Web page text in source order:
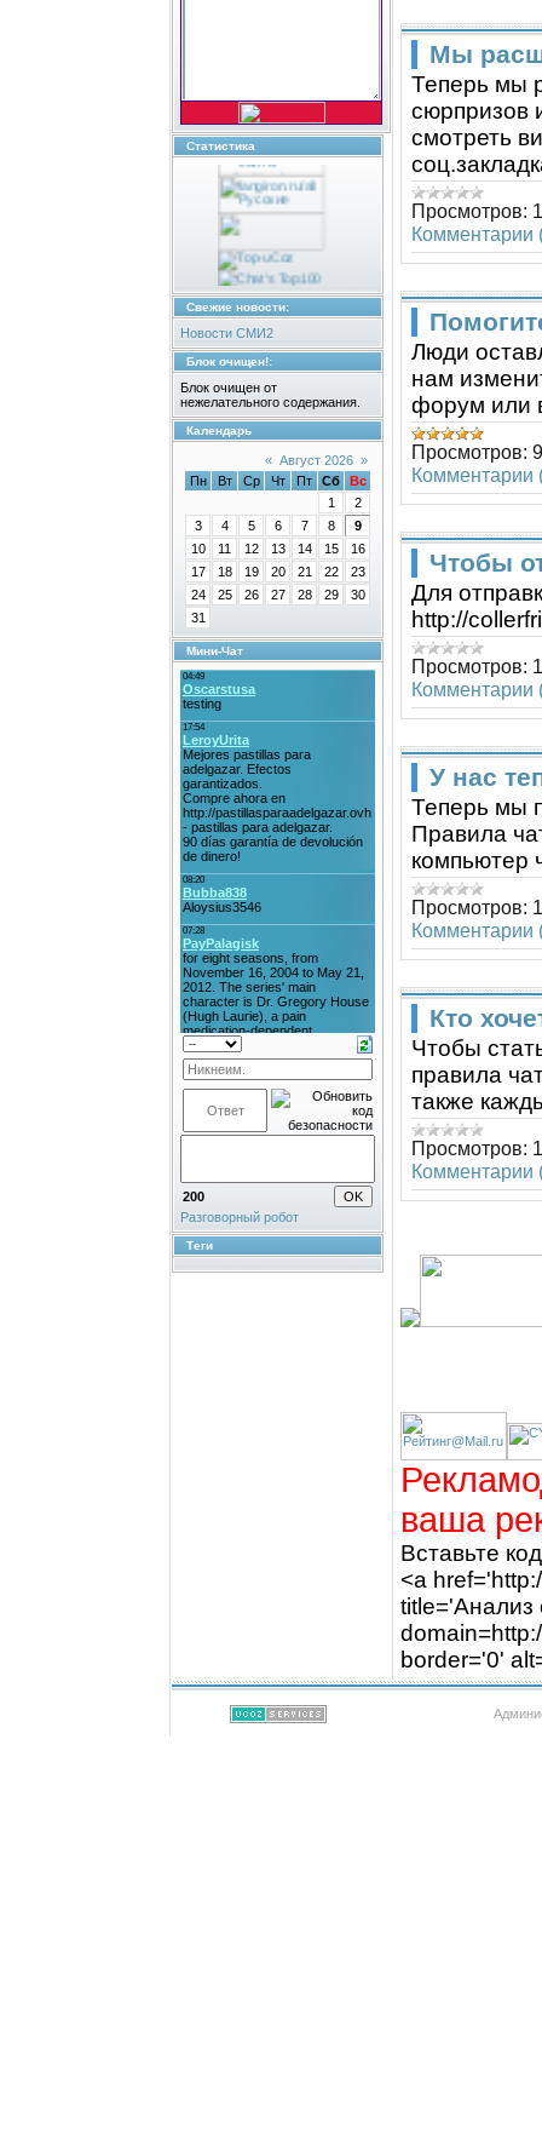
Статистика
каталог
сайтов
Свежие новости:
Новости СМИ2
Блок очищен!:
Блок очищен от
нежелательного содержания.
Календарь
« Август 2026 »
Пн
Вт Ср Чт Пт Сб
Вс
1
2
3
4 5 6 7 8
9
10
11 12 13 14 15
16
17
18 19 20 21 22
23
24
25 26 27 28 29
30
31
Мини-Чат
200
Разговорный робот
Теги
Мы
Теперь мы
сюрпризов
смотреть
Просмотров:
Комментарии
Люди
нам
форум или
Просмотров:
Комментарии
Чтобы
Для
http://
Просмотров:
Комментарии
У нас
Теперь мы
Правила
компьютер
Просмотров:
Комментарии
Кто
Чтобы
правила
также
Просмотров:
Комментарии
ваша
Вставьте
<a
title='Анализ
border='0'